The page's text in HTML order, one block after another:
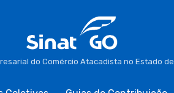
do Comércio Atacadista no Estado